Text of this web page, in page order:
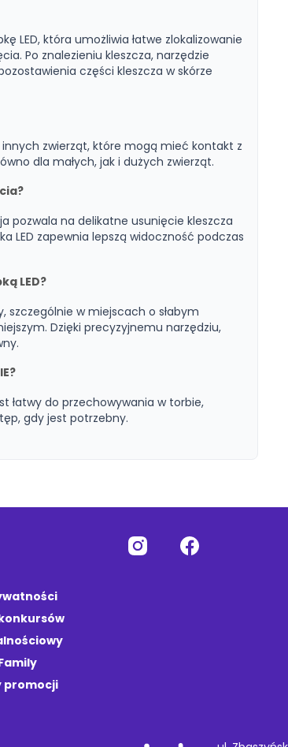
LED, która umożliwia łatwe zlokalizowanie
Po znalezieniu kleszcza, narzędzie
części kleszcza w skórze
innych zwierząt, które mogą mieć kontakt z
dla małych, jak i dużych zwierząt.
pozwala na delikatne usunięcie kleszcza
LED zapewnia lepszą widoczność podczas
LED?
szczególnie w miejscach o słabym
Dzięki precyzyjnemu narzędziu,
łatwy do przechowywania w torbie,
gdy jest potrzebny.
promocji